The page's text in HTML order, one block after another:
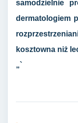
samodzielnie
dermatologiem
kosztowna niż
„`